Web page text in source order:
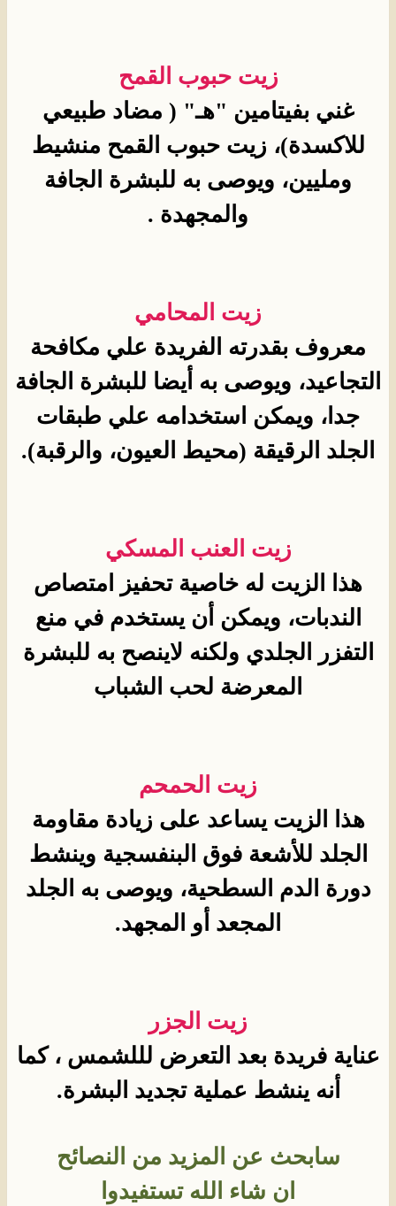
زيت حبوب القمح
غني بفيتامين "هـ" ( مضاد طبيعي
للاكسدة)، زيت حبوب القمح منشيط
ومليين، ويوصى به للبشرة الجافة
والمجهدة .
زيت المحامي
معروف بقدرته الفريدة علي مكافحة
التجاعيد، ويوصى به أيضا للبشرة الجافة
جدا، ويمكن استخدامه علي طبقات
الجلد الرقيقة (محيط العيون، والرقبة).
زيت العنب المسكي
هذا الزيت له خاصية تحفيز امتصاص
الندبات، ويمكن أن يستخدم في منع
التفزر الجلدي ولكنه لاينصح به للبشرة
المعرضة لحب الشباب
زيت الحمحم
هذا الزيت يساعد على زيادة مقاومة
الجلد للأشعة فوق البنفسجية وينشط
دورة الدم السطحية، ويوصى به الجلد
المجعد أو المجهد.
زيت الجزر
عناية فريدة بعد التعرض لللشمس ، كما
أنه ينشط عملية تجديد البشرة.
سابحث عن المزيد من النصائح
ان شاء الله تستفيدوا